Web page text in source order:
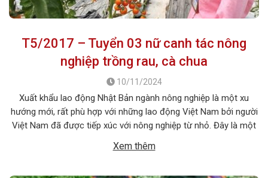
T5/2017 – Tuyển 03 nữ canh tác nông
nghiệp trồng rau, cà chua
10/11/2024
Xuất khẩu lao động Nhật Bản ngành nông nghiệp là một xu
hướng mới, rất phù hợp với những lao động Việt Nam bởi người
Việt Nam đã được tiếp xúc với nông nghiệp từ nhỏ. Đây là một
pháp canh tác […]
Xem thêm